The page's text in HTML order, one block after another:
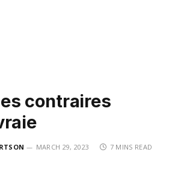
contraires
MARCH 29, 2023 7 MINS READ